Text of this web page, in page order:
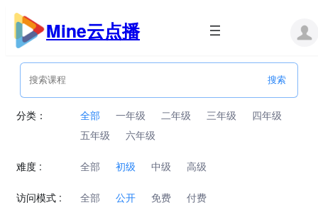
跳
内
Mine云点播
分类： 全部 一年级 二年级 三年级
四年级
五年级
六年级
难度 : 全部 初级 中级 高级
访问模式 : 全部 公开 免费 付费